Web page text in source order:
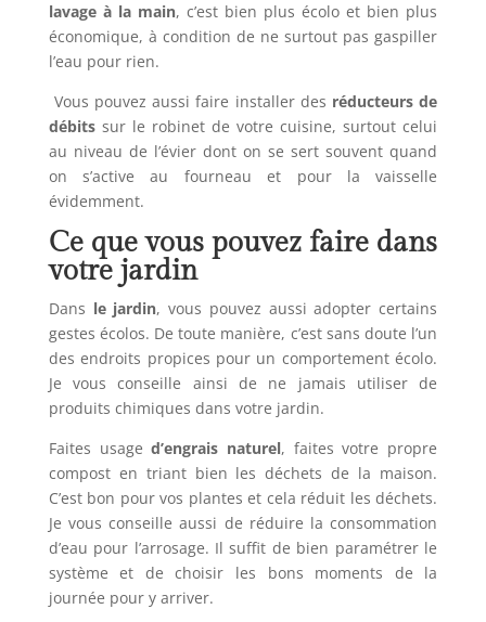
lavage à la main, c’est bien plus écolo et bien plus
économique, à condition de ne surtout pas gaspiller
l’eau pour rien.
Vous pouvez aussi faire installer des réducteurs de
débitssur le robinet de votre cuisine, surtout celui
au niveau de l’évier dont on se sert souvent quand
on s’active au fourneau et pour la vaisselle
évidemment.
Ce que vous pouvez faire dans
votre jardin
Dans le jardin, vous pouvez aussi adopter certains
gestes écolos. De toute manière, c’est sans doute l’un
des endroits propices pour un comportement écolo.
Je vous conseille ainsi de ne jamais utiliser de
produits chimiques dans votre jardin.
Faites usaged’engrais naturel, faites votre propre
compost en triant bien les déchets de la maison.
C’est bon pour vos plantes et cela réduit les déchets.
Je vous conseille aussi de réduire la consommation
d’eau pour l’arrosage. Il suffit de bien paramétrer le
système et de choisir les bons moments de la
journée pour y arriver.